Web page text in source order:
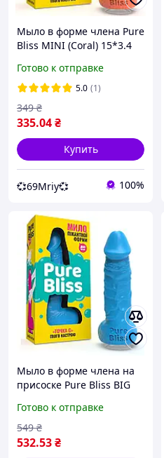
Мыло в форме члена Pure
Bliss MINI (Coral) 15*3.4
Готово к отправке
5.0 (1)
335.04₴
349 ₴
Купить
💞69Mriy💞 100%
Мыло в форме члена на
присоске Pure Bliss BIG
Готово к отправке
532.53₴
549 ₴